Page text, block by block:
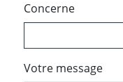
Concerne
Votre message